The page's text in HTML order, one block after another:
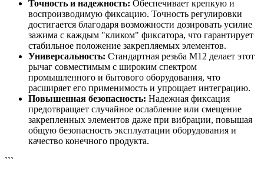
Точность и надежность: Обеспечивает крепкую и
воспроизводимую фиксацию. Точность регулировки
достигается благодаря возможности дозировать усилие
зажима с каждым "кликом" фиксатора, что гарантирует
стабильное положение закрепляемых элементов.
Универсальность: Стандартная резьба M12 делает этот
рычаг совместимым с широким спектром
промышленного и бытового оборудования, что
расширяет его применимость и упрощает интеграцию.
Повышенная безопасность: Надежная фиксация
предотвращает случайное ослабление или смещение
закрепленных элементов даже при вибрации, повышая
общую безопасность эксплуатации оборудования и
качество конечного продукта.
```